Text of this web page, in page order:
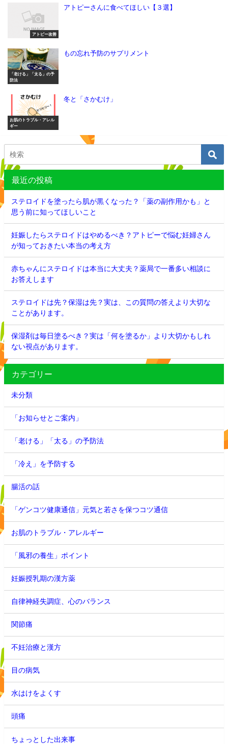
アトピー改善
アトピーさんに食べてほしい【３選】
「老ける」「太る」の予
防法
もの忘れ予防のサプリメント
お肌のトラブル・アレル
ギー
冬と「さかむけ」
最近の投稿
ステロイドを塗ったら肌が黒くなった？「薬の副作用かも」と
思う前に知ってほしいこと
妊娠したらステロイドはやめるべき？アトピーで悩む妊婦さん
が知っておきたい本当の考え方
赤ちゃんにステロイドは本当に大丈夫？薬局で一番多い相談に
お答えします
ステロイドは先？保湿は先？実は、この質問の答えより大切な
ことがあります。
保湿剤は毎日塗るべき？実は「何を塗るか」より大切かもしれ
ない視点があります。
カテゴリー
未分類
「お知らせとご案内」
「老ける」「太る」の予防法
「冷え」を予防する
腸活の話
「ゲンコツ健康通信」元気と若さを保つコツ通信
お肌のトラブル・アレルギー
「風邪の養生」ポイント
妊娠授乳期の漢方薬
自律神経失調症、心のバランス
関節痛
不妊治療と漢方
目の病気
水はけをよくす
頭痛
ちょっとした出来事